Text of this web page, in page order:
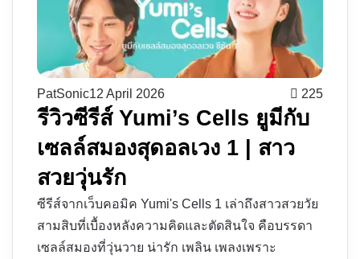
PatSonic12 April 2026 225
รีวิวซีรีส์ Yumi’s Cells ยูมีกับ
เซลล์สมองสุดอลเวง 1 | สาว
สวยวุ่นรัก
ซีรีส์จากเว็บคอมิค Yumi's Cells 1 เล่าถึงสาวสวยวัย
สามสิบที่เบื้องหลังความคิดและตัดสินใจ คือบรรดา
เซลล์สมองที่วุ่นวาย น่ารัก เพลิน เพลงเพราะ